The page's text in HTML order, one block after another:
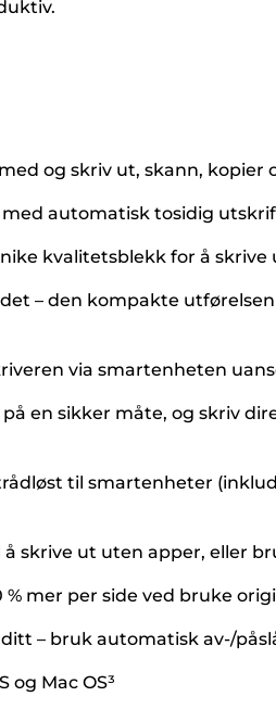
og skriv ut, skann, kopier
automatisk tosidig
kvalitetsblekk for å
– den kompakte
via smartenheten
en sikker måte, og skriv
til smartenheter
å skrive ut uten apper, eller
mer per side ved bruke
– bruk automatisk av-/
Mac OS³